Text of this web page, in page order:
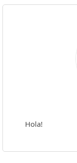
Hola!